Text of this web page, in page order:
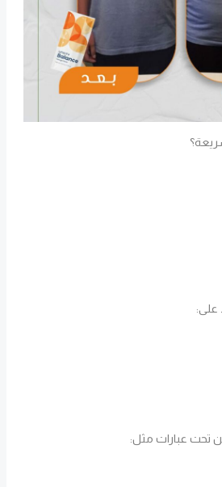
على:
تحت عبارات مثل: